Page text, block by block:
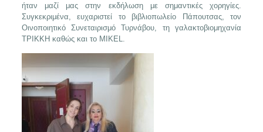
ήταν μαζί μας στην εκδήλωση με σημαντικές χορηγίες.
Συγκεκριμένα, ευχαριστεί το βιβλιοπωλείο Πάπουτσας, τον
Οινοποιητικό Συνεταιρισμό Τυρνάβου, τη γαλακτοβιομηχανία
ΤΡΙΚΚΗ καθώς και το MIKEL.